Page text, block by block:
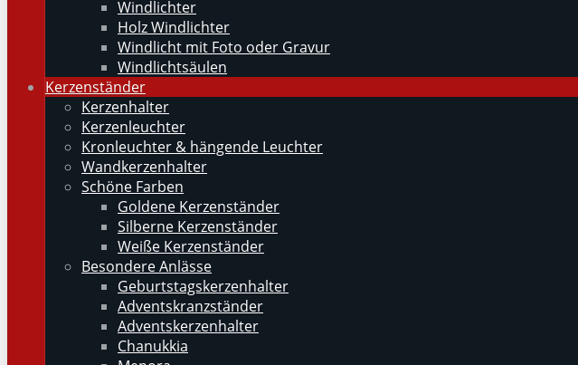
Windlichter
Holz Windlichter
Windlicht mit Foto oder Gravur
Windlichtsäulen
Kerzenständer
Kerzenhalter
Kerzenleuchter
Kronleuchter & hängende Leuchter
Wandkerzenhalter
Schöne Farben
Goldene Kerzenständer
Silberne Kerzenständer
Weiße Kerzenständer
Besondere Anlässe
Geburtstagskerzenhalter
Adventskranzständer
Adventskerzenhalter
Chanukkia